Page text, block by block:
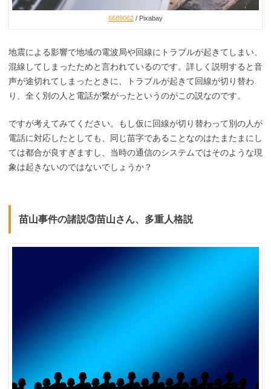
6689062 / Pixabay
地震による影響で地域の電波局や回線にトラブルが起きてしまい、
混線してしまったためと言われているのです。詳しく説明すると音
声が途切れてしまったときに、トラブルが起きて回線が切り替わ
り、全く別の人と電話が繋がったというのがこの説なのです。
ですが考えてみてください。もし仮に回線が切り替わって別の人が
電話に対応したとしても、同じ苗字であることなのはたまたまにし
ては都合が良すぎますし、当時の通信のシステムではそのような現
象は起きないのではないでしょうか？
苗山事件の諸説③苗山さん、多重人格説